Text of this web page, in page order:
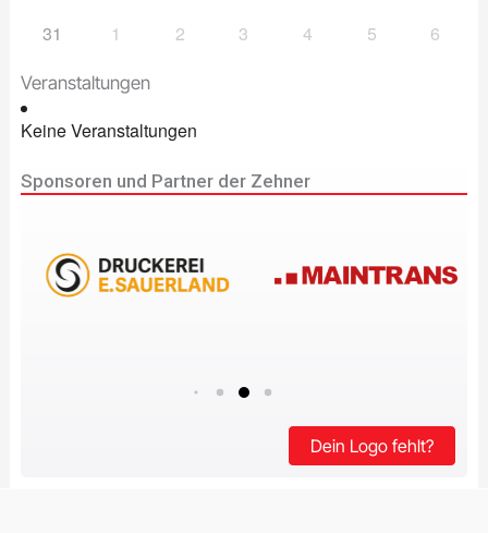
31 1 2 3 4 5 6
Veranstaltungen
Keine Veranstaltungen
Sponsoren und Partner der Zehner
Dein Logo fehlt?